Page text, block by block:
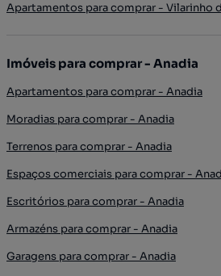
Apartamentos para comprar - Vilarinho
Imóveis para comprar - Anadia
Apartamentos para comprar - Anadia
Moradias para comprar - Anadia
Terrenos para comprar - Anadia
Espaços comerciais para comprar -
Escritórios para comprar - Anadia
Armazéns para comprar - Anadia
Garagens para comprar - Anadia